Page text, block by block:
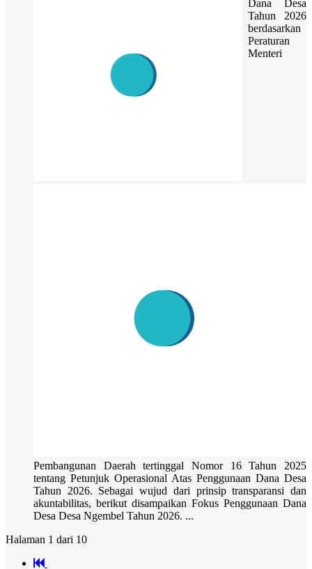
Dana Desa
Tahun 2026
berdasarkan
Peraturan
Menteri
Pembangunan Daerah tertinggal Nomor 16 Tahun 2025
tentang Petunjuk Operasional Atas Penggunaan Dana Desa
Tahun 2026. Sebagai wujud dari prinsip transparansi dan
akuntabilitas, berikut disampaikan Fokus Penggunaan Dana
Desa Desa Ngembel Tahun 2026. ...
Halaman 1 dari 10